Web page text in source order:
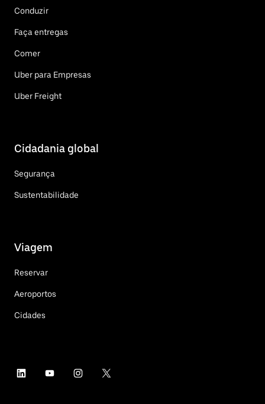
Conduzir
Faça entregas
Comer
Uber para Empresas
Uber Freight
Cidadania global
Segurança
Sustentabilidade
Viagem
Reservar
Aeroportos
Cidades